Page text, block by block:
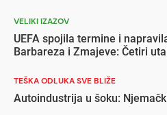
VELIKI IZAZOV
UEFA spojila termine i
Barbareza i Zmajeve: Četiri
TEŠKA ODLUKA SVE BLIŽE
Autoindustrija u šoku: